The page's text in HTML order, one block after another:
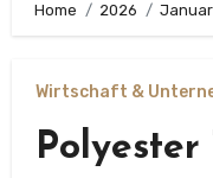
Home 2026 Januar
Wirtschaft &
Polyester